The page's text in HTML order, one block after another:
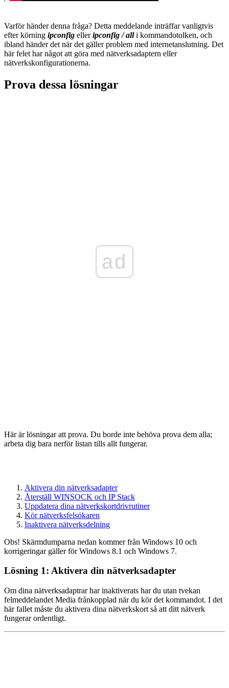
Varför händer denna fråga? Detta meddelande inträffar vanligtvis
efter körning ipconfig elleripconfig / all i kommandotolken, och
ibland händer det när det gäller problem med internetanslutning. Det
här felet har något att göra med nätverksadaptern eller
nätverkskonfigurationerna.
Prova dessa lösningar
ad
Här är lösningar att prova. Du borde inte behöva prova dem alla;
arbeta dig bara nerför listan tills allt fungerar.
Aktivera din nätverksadapter
Återställ WINSOCK och IP Stack
Uppdatera dina nätverkskortdrivrutiner
Kör nätverksfelsökaren
Inaktivera nätverksdelning
Obs! Skärmdumparna nedan kommer från Windows 10 och
korrigeringar gäller för Windows 8.1 och Windows 7.
Lösning 1: Aktivera din nätverksadapter
Om dina nätverksadaptrar har inaktiverats har du utan tvekan
felmeddelandet Media frånkopplad när du kör det kommandot. I det
här fallet måste du aktivera dina nätverkskort så att ditt nätverk
fungerar ordentligt.